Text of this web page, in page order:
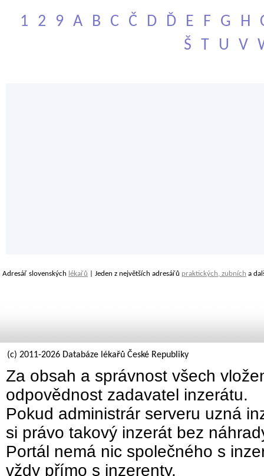
1 2 9 A B C Č D Ď E F G H
Š
T U V
Adresář slovenských lékařů | Jeden z největších adresářů praktických, zubních a
(c) 2011-2026 Databáze lékařů České Republiky
Za obsah a správnost všech
odpovědnost zadavatel inzerátu.
Pokud administrár serveru uzná
si právo takový inzerát bez
Portál nemá nic společného s
vždy přímo s inzerenty.